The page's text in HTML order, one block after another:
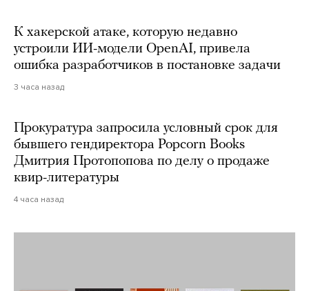
К хакерской атаке, которую недавно
устроили ИИ-модели OpenAI, привела
ошибка разработчиков в постановке задачи
3 часа назад
Прокуратура запросила условный срок для
бывшего гендиректора Popcorn Books
Дмитрия Протопопова по делу о продаже
квир-литературы
4 часа назад